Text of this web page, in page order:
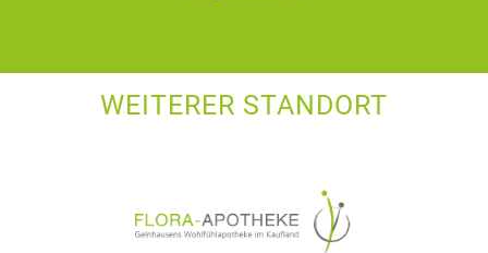
WEITERER STANDORT